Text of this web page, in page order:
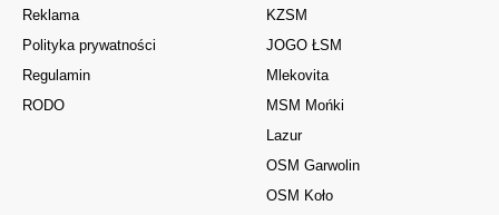
Reklama
Polityka prywatności
Regulamin
RODO
KZSM
JOGO ŁSM
Mlekovita
MSM Mońki
Lazur
OSM Garwolin
OSM Koło